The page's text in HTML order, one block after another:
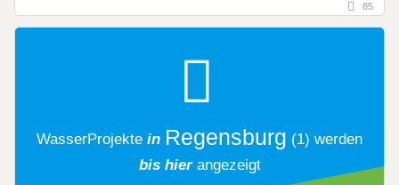
85
WasserProjekte in Regensburg (1) werden
bis hierangezeigt